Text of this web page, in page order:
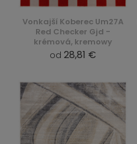
Vonkajší Koberec Um27A
Red Checker Gjd -
krémová, kremowy
od 28,81 €